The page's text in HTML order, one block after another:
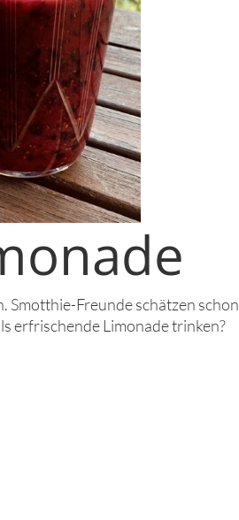
Smotthie-Freunde schätzen schon
erfrischende Limonade trinken?